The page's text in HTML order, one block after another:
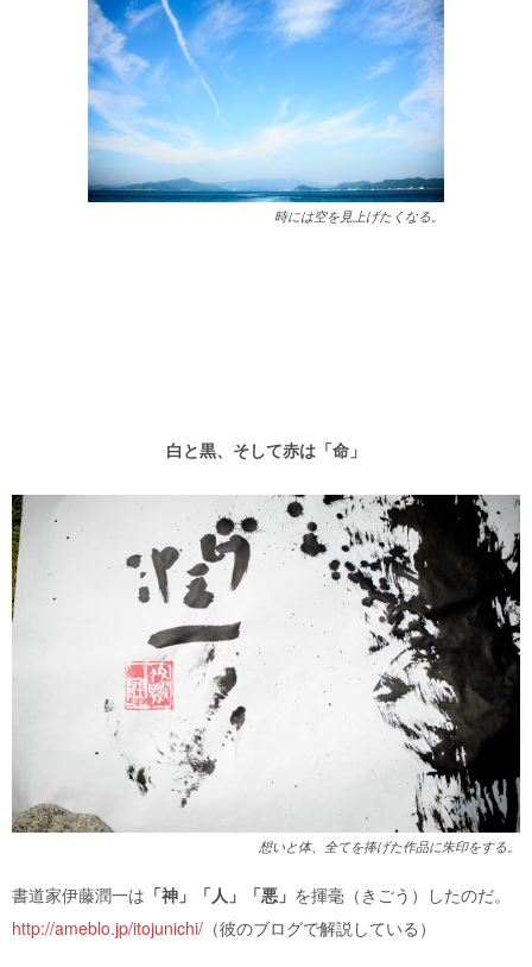
時には空を見上げたくなる。
白と黒、そして赤は「命」
想いと体、全てを捧げた作品に朱印をする。
書道家伊藤潤一は 「神」「人」「悪」 を揮毫（きごう）したのだ。
http://ameblo.jp/itojunichi/ （彼のブログで解説している）